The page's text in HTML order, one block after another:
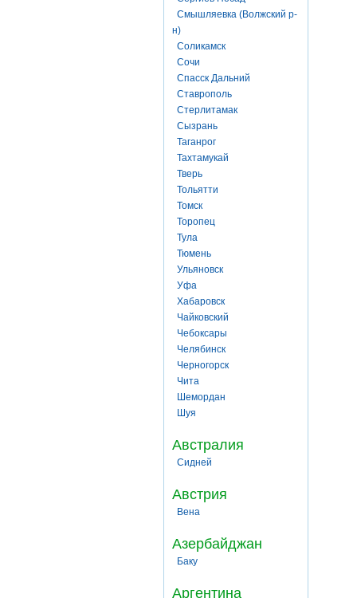
Смышляевка (Волжский р-
н)
Соликамск
Сочи
Спасск Дальний
Ставрополь
Стерлитамак
Сызрань
Таганрог
Тахтамукай
Тверь
Тольятти
Томск
Торопец
Тула
Тюмень
Ульяновск
Уфа
Хабаровск
Чайковский
Чебоксары
Челябинск
Черногорск
Чита
Шемордан
Шуя
Австралия
Сидней
Австрия
Вена
Азербайджан
Баку
Аргентина